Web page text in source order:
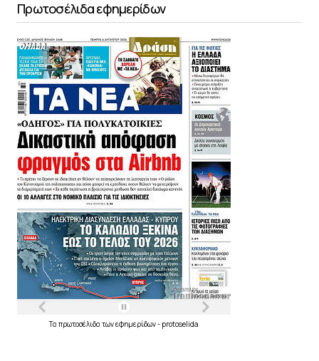
Πρωτοσέλιδα εφημερίδων
Τα πρωτοσέλιδα τωνεφημερίδων- protoselida